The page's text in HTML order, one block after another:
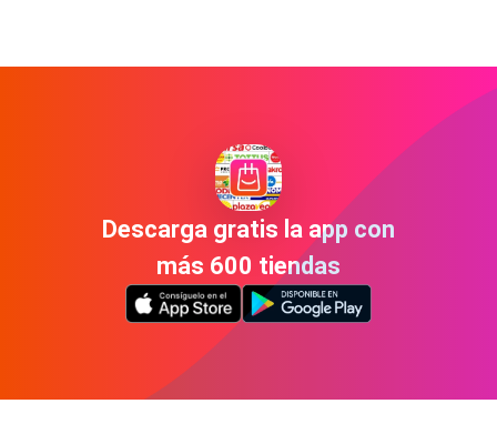
Descarga gratis la app con
más 600 tiendas